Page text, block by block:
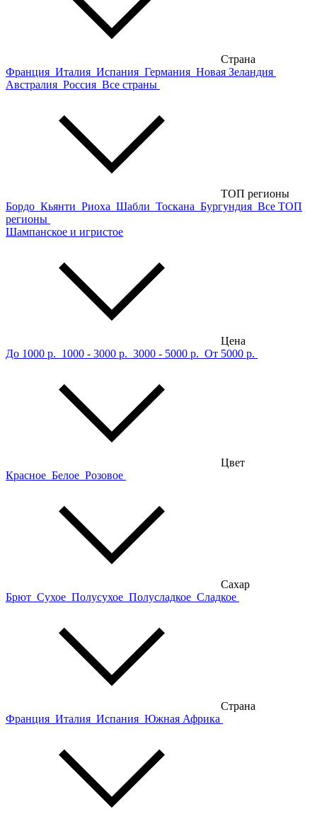
Страна
Франция Италия Испания Германия Новая Зеландия
Австралия Россия Все страны
ТОП регионы
Бордо Кьянти Риоха Шабли Тоскана Бургундия Все ТОП
регионы
Шампанское и игристое
Цена
До 1000 р. 1000 - 3000 р. 3000 - 5000 р. От 5000 р.
Цвет
Красное Белое Розовое
Сахар
Брют Сухое Полусухое Полусладкое Сладкое
Страна
Франция Италия Испания Южная Африка